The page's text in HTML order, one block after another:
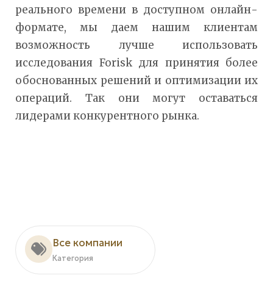
реального времени в доступном онлайн-
формате, мы даем нашим клиентам
возможность лучше использовать
исследования Forisk для принятия более
обоснованных решений и оптимизации их
операций. Так они могут оставаться
лидерами конкурентного рынка.
Все компании
Категория